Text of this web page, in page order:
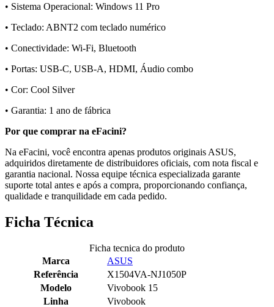
• Sistema Operacional: Windows 11 Pro
• Teclado: ABNT2 com teclado numérico
• Conectividade: Wi-Fi, Bluetooth
• Portas: USB-C, USB-A, HDMI, Áudio combo
• Cor: Cool Silver
• Garantia: 1 ano de fábrica
Por que comprar na eFacini?
Na eFacini, você encontra apenas produtos originais ASUS,
adquiridos diretamente de distribuidores oficiais, com nota fiscal e
garantia nacional. Nossa equipe técnica especializada garante
suporte total antes e após a compra, proporcionando confiança,
qualidade e tranquilidade em cada pedido.
Ficha Técnica
Ficha tecnica do produto
Marca
ASUS
Referência
X1504VA-NJ1050P
Modelo
Vivobook 15
Linha
Vivobook